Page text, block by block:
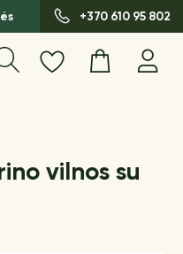
+370 610 95 802
vilnos su